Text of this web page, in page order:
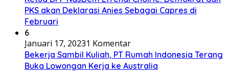
PKS akan Deklarasi Anies Sebagai Capres di
Februari
6
Januari 17, 20231 Komentar
Bekerja Sambil Kuliah, PT Rumah Indonesia Terang
Buka Lowongan Kerja ke Australia